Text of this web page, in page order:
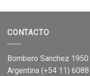
CONTACTO
Bombero Sanchez
Argentina (+54 11)